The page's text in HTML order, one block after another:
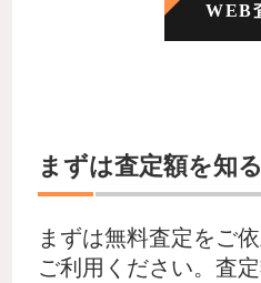
WEB
まずは査定額を知
まずは無料査定をご
ご利用ください。査